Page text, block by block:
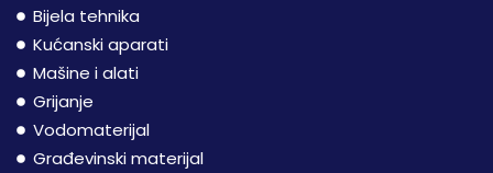
Bijela tehnika
Kućanski aparati
Mašine i alati
Grijanje
Vodomaterijal
Građevinski materijal